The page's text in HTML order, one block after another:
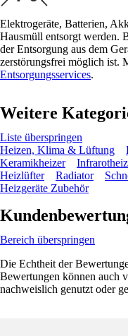
Elektrogeräte, Batterien,
Hausmüll entsorgt werden.
der Entsorgung aus dem
zerstörungsfrei möglich ist.
Entsorgungsservices.
Weitere
Liste überspringen
Heizen, Klima & Lüftung
Keramikheizer
Heizlüfter
Radiator
Heizgeräte Zubehör
Bereich überspringen
Die Echtheit der
Bewertungen können auch
nachweislich genutzt oder